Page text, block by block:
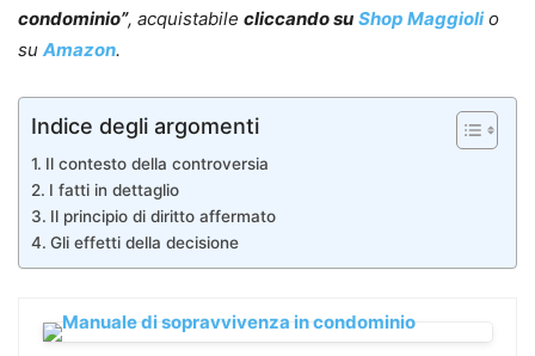
condominio”, acquistabile cliccando su Shop Maggiolio
su Amazon.
Indice degli argomenti
Il contesto della controversia
I fatti in dettaglio
Il principio di diritto affermato
Gli effetti della decisione